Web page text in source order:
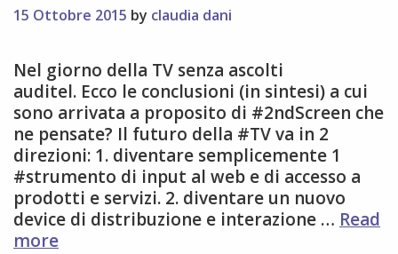
15 Ottobre 2015 by claudia dani
Nel giorno della TV senza ascolti
auditel. Ecco le conclusioni (in sintesi) a cui
sono arrivata a proposito di #2ndScreen che
ne pensate? Il futuro della #TV va in 2
direzioni: 1. diventare semplicemente 1
#strumento di input al web e di accesso a
prodotti e servizi. 2. diventare un nuovo
device di distribuzione e interazione … Read
morequalche